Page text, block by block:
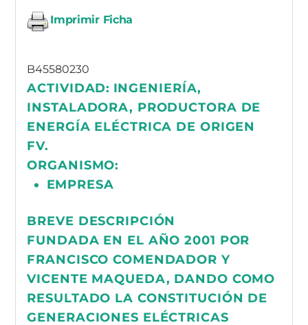
Imprimir Ficha
B45580230
ACTIVIDAD: INGENIERÍA,
INSTALADORA, PRODUCTORA DE
ENERGÍA ELÉCTRICA DE ORIGEN
FV.
ORGANISMO:
EMPRESA
BREVE DESCRIPCIÓN
FUNDADA EN EL AÑO 2001 POR
FRANCISCO COMENDADOR Y
VICENTE MAQUEDA, DANDO COMO
RESULTADO LA CONSTITUCIÓN DE
GENERACIONES ELÉCTRICAS